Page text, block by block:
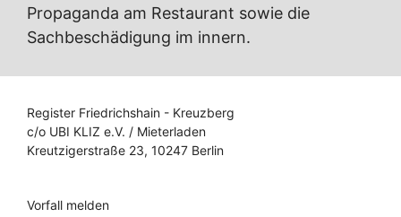
Propaganda am Restaurant sowie die
Sachbeschädigung im innern.
Register Friedrichshain - Kreuzberg
c/o UBI KLIZ e.V. / Mieterladen
Kreutzigerstraße 23, 10247 Berlin
Vorfall melden